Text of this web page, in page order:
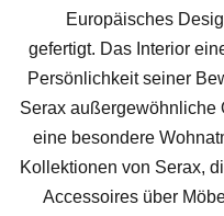
Europäisches
gefertigt. Das Interior
Persönlichkeit seiner
Serax außergewöhnliche
eine besondere
Kollektionen von Serax,
Accessoires über